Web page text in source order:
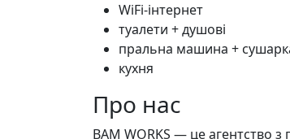
WiFi-інтернет
туалети + душові
пральна машина +
кухня
Про нас
BAM WORKS — це агентство